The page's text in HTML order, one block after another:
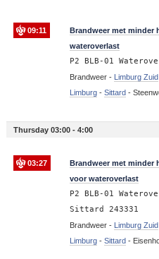
09:11
Brandweer met minder
wateroverlast
P2 BLB-01
Brandweer - Limburg Zuid
Limburg- Sittard-
Thursday 03:00 - 4:00
03:27
Brandweer met minder
voor wateroverlast
P2 BLB-01
Sittard 243331
Brandweer - Limburg Zuid
Limburg- Sittard-